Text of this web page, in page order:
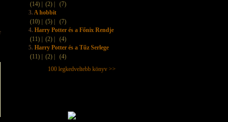
(14) |
(2) |
(7)
3.A hobbit
(10) |
(5) |
(7)
4. Harry Potter és a Főnix Rendje
(11) |
(2) |
(4)
5. Harry Potter és a Tűz Serlege
(11) |
(2) |
(4)
100 legkedveltebb könyv >>